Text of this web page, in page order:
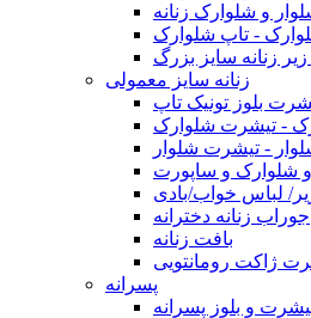
و شلوارک زنانه
- تاپ شلوارک
زنانه سایز بزرگ
زنانه سایز معمولی
بلوز تونیک تاپ
- تیشرت شلوارک
- تیشرت شلوار
شلوارک و ساپورت
لباس خواب/بادی
جوراب زنانه دخترانه
بافت زنانه
ژاکت رومانتویی
پسرانه
و بلوز پسرانه